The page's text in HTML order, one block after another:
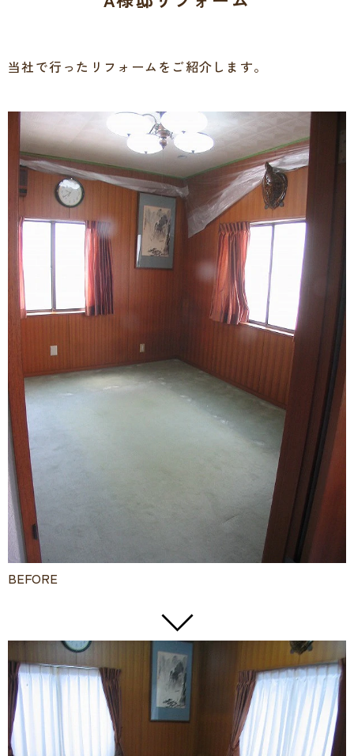
当社で行ったリフォームをご紹介します。
BEFORE